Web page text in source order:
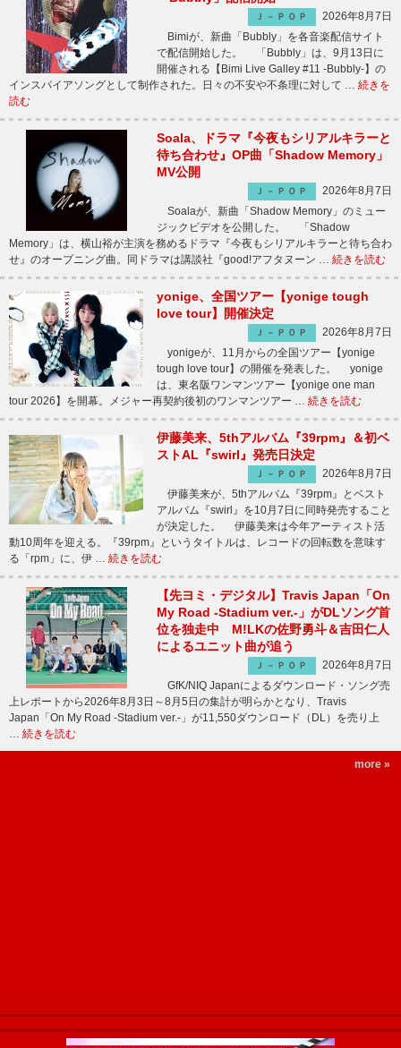
Ｊ－ＰＯＰ
2026年8月7日
Bimiが、新曲「Bubbly」を各音楽配信サイト
で配信開始した。 「Bubbly」は、9月13日に
開催される【Bimi Live Galley #11 -Bubbly-】の
インスパイアソングとして制作された。日々の不安や不条理に対して … 続きを
読む
Soala、ドラマ『今夜もシリアルキラーと
待ち合わせ』OP曲「Shadow Memory」
MV公開
Ｊ－ＰＯＰ
2026年8月7日
Soalaが、新曲「Shadow Memory」のミュー
ジックビデオを公開した。 「Shadow
Memory」は、横山裕が主演を務めるドラマ『今夜もシリアルキラーと待ち合わ
せ』のオープニング曲。同ドラマは講談社『good!アフタヌーン … 続きを読む
yonige、全国ツアー【yonige tough
love tour】開催決定
Ｊ－ＰＯＰ
2026年8月7日
yonigeが、11月からの全国ツアー【yonige
tough love tour】の開催を発表した。 yonige
は、東名阪ワンマンツアー【yonige one man
tour 2026】を開幕。メジャー再契約後初のワンマンツアー … 続きを読む
伊藤美来、5thアルバム『39rpm』＆初ベ
ストAL『swirl』発売日決定
Ｊ－ＰＯＰ
2026年8月7日
伊藤美来が、5thアルバム『39rpm』とベスト
アルバム『swirl』を10月7日に同時発売すること
が決定した。 伊藤美来は今年アーティスト活
動10周年を迎える。『39rpm』というタイトルは、レコードの回転数を意味す
る「rpm」に、伊 … 続きを読む
【先ヨミ・デジタル】Travis Japan「On
My Road -Stadium ver.-」がDLソング首
位を独走中 M!LKの佐野勇斗＆吉田仁人
によるユニット曲が追う
Ｊ－ＰＯＰ
2026年8月7日
GfK/NIQ Japanによるダウンロード・ソング売
上レポートから2026年8月3日～8月5日の集計が明らかとなり、Travis
Japan「On My Road -Stadium ver.-」が11,550ダウンロード（DL）を売り上
… 続きを読む
more »